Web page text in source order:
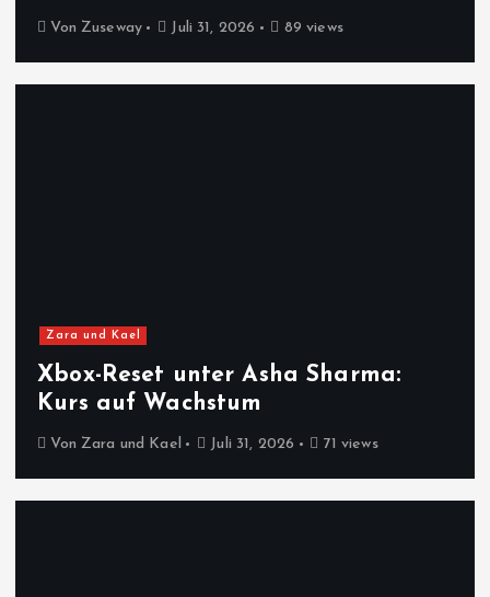
Von Zuseway Juli 31, 2026 89 views
Zara und Kael
Xbox-Reset unter Asha Sharma:
Kurs auf Wachstum
Von Zara und Kael Juli 31, 2026 71 views